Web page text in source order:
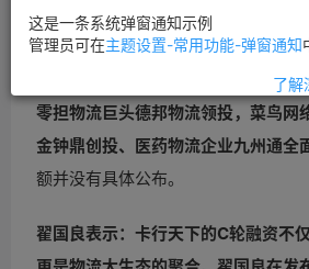
天下”今日在上海举办2015“群英汇卡
发布会现场，卡行天下董事长翟国良
成C轮融资，本轮融资由全球物流地
零担物流巨头德邦物流领投，菜鸟网
金钟鼎创投、医药物流企业九州通全
额并没有具体公布。
翟国良表示：卡行天下的C轮融资不
这是一条系统弹窗通知示例
管理员可在主题设置-常用功能-弹窗通知
了解